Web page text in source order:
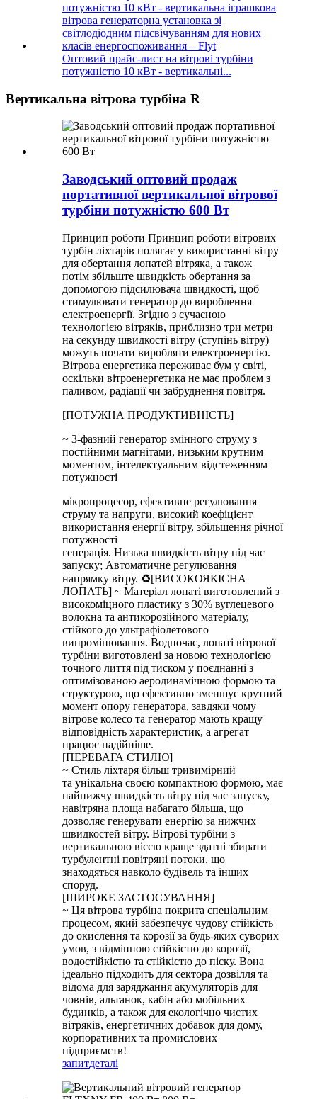
Оптовий прайс-лист на вітрові турбіни
потужністю 10 кВт - вертикальні...
Вертикальна вітрова турбіна R
Заводський оптовий продаж
портативної вертикальної вітрової
турбіни потужністю 600 Вт
Принцип роботи Принцип роботи вітрових
турбін ліхтарів полягає у використанні вітру
для обертання лопатей вітряка, а також
потім збільште швидкість обертання за
допомогою підсилювача швидкості, щоб
стимулювати генератор до вироблення
електроенергії. Згідно з сучасною
технологією вітряків, приблизно три метри
на секунду швидкості вітру (ступінь вітру)
можуть почати виробляти електроенергію.
Вітрова енергетика переживає бум у світі,
оскільки вітроенергетика не має проблем з
паливом, радіації чи забруднення повітря.
[ПОТУЖНА ПРОДУКТИВНІСТЬ]
~ 3-фазний генератор змінного струму з
постійними магнітами, низьким крутним
моментом, інтелектуальним відстеженням
потужності
мікропроцесор, ефективне регулювання
струму та напруги, високий коефіцієнт
використання енергії вітру, збільшення річної
потужності
генерація. Низька швидкість вітру під час
запуску; Автоматичне регулювання
напрямку вітру. ♻[ВИСОКОЯКІСНА
ЛОПАТЬ] ~ Матеріал лопаті виготовлений з
високоміцного пластику з 30% вуглецевого
волокна та антикорозійного матеріалу,
стійкого до ультрафіолетового
випромінювання. Водночас, лопаті вітрової
турбіни виготовлені за новою технологією
точного лиття під тиском у поєднанні з
оптимізованою аеродинамічною формою та
структурою, що ефективно зменшує крутний
момент опору генератора, завдяки чому
вітрове колесо та генератор мають кращу
відповідність характеристик, а агрегат
працює надійніше.
[ПЕРЕВАГА СТИЛЮ]
~ Стиль ліхтаря більш тривимірний
та унікальна своєю компактною формою, має
найнижчу швидкість вітру під час запуску,
навітряна площа набагато більша, що
дозволяє генерувати енергію за нижчих
швидкостей вітру. Вітрові турбіни з
вертикальною віссю краще здатні збирати
турбулентні повітряні потоки, що
знаходяться навколо будівель та інших
споруд.
[ШИРОКЕ ЗАСТОСУВАННЯ]
~ Ця вітрова турбіна покрита спеціальним
процесом, який забезпечує чудову стійкість
до окислення та корозії за будь-яких суворих
умов, з відмінною стійкістю до корозії,
водостійкістю та стійкістю до піску. Вона
ідеально підходить для сектора дозвілля та
відома для заряджання акумуляторів для
човнів, альтанок, кабін або мобільних
будинків, а також для екологічно чистих
вітряків, енергетичних добавок для дому,
корпоративних та промислових
підприємств!
запитдеталі